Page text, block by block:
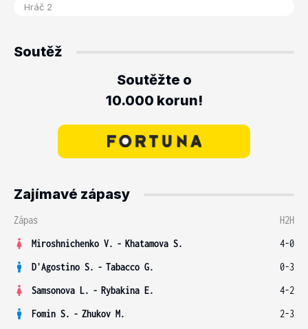
Soutěž
Soutěžte o
10.000 korun!
Zajímavé zápasy
Zápas
H2H
Miroshnichenko V. - Khatamova S.
4-0
D'Agostino S. - Tabacco G.
0-3
Samsonova L. - Rybakina E.
4-2
Fomin S. - Zhukov M.
2-3